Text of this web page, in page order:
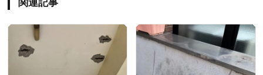
関連記事